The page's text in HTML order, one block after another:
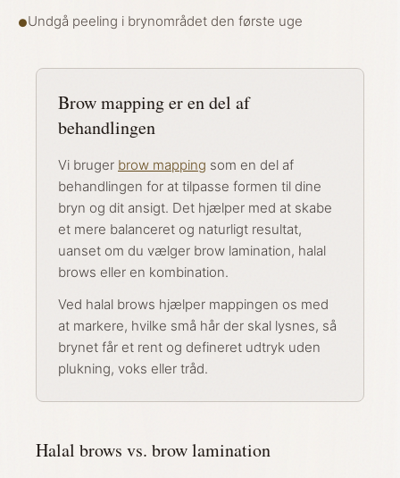
●Undgå peeling i brynområdet den første uge
Brow mapping er en del af
behandlingen
Vi bruger brow mapping som en del af
behandlingen for at tilpasse formen til dine
bryn og dit ansigt. Det hjælper med at skabe
et mere balanceret og naturligt resultat,
uanset om du vælger brow lamination, halal
brows eller en kombination.
Ved halal brows hjælper mappingen os med
at markere, hvilke små hår der skal lysnes, så
brynet får et rent og defineret udtryk uden
plukning, voks eller tråd.
Halal brows vs. brow lamination